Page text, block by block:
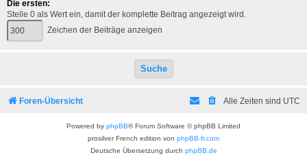
Die ersten:
Stelle 0 als Wert ein, damit der komplette Beitrag angezeigt wird.
Zeichen der Beiträge anzeigen
Foren-Übersicht Alle Zeiten sind UTC
Powered by phpBB® Forum Software © phpBB Limited
prosilver French edition von phpBB-fr.com
Deutsche Übersetzung durch phpBB.de